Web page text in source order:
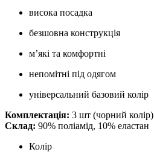
висока посадка
безшовна конструкція
м’які та комфортні
непомітні під одягом
універсальний базовий колір
Комплектація: 3 шт (чорний колір)
Склад: 90% поліамід, 10% еластан
Колір